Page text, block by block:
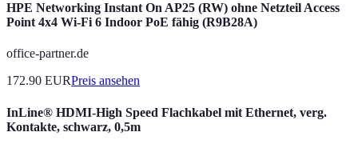
HPE Networking Instant On AP25 (RW) ohne Netzteil Access
Point 4x4 Wi-Fi 6 Indoor PoE fähig (R9B28A)
office-partner.de
172.90 EURPreis ansehen
InLine® HDMI-High Speed Flachkabel mit Ethernet, verg.
Kontakte, schwarz, 0,5m